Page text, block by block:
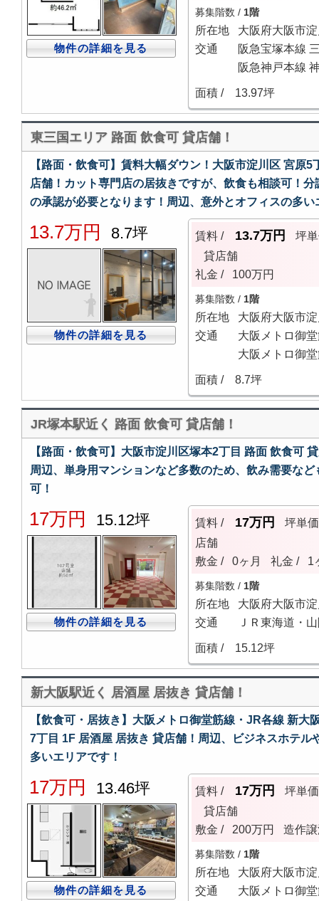
物件の詳細を見る
募集階数 / 1階
所在地
大阪府大阪市
交通
阪急宝塚本線
阪急神戸本線
面積 /
13.97坪
東三国エリア 路面 飲食可 貸店舗！
【路面・飲食可】賃料大幅ダウン！大阪市淀川区 宮原
店舗！カット専門店の居抜きですが、飲食も相談可！
の承認が必要となります！周辺、意外とオフィスの多い
13.7万円 8.7坪
物件の詳細を見る
賃料 / 13.7万円
坪
貸店舗
礼金 /
100万円
募集階数 / 1階
所在地
大阪府大阪市
交通
大阪メトロ御
大阪メトロ御
面積 /
8.7坪
JR塚本駅近く 路面 飲食可 貸店舗！
【路面・飲食可】大阪市淀川区塚本2丁目 路面 飲食可
周辺、単身用マンションなど多数のため、飲み需要な
可！
17万円 15.12坪
物件の詳細を見る
賃料 / 17万円
坪単価
店舗
敷金 /
0ヶ月 礼金 / 1
募集階数 / 1階
所在地
大阪府大阪市
交通
ＪＲ東海道・
面積 /
15.12坪
新大阪駅近く 居酒屋 居抜き 貸店舗！
【飲食可・居抜き】大阪メトロ御堂筋線・JR各線 新大
7丁目 1F 居酒屋 居抜き 貸店舗！周辺、ビジネスホテル
多いエリアです！
17万円 13.46坪
物件の詳細を見る
賃料 / 17万円
坪単価
貸店舗
敷金 /
200万円 造作
募集階数 / 1階
所在地
大阪府大阪市
交通
大阪メトロ御